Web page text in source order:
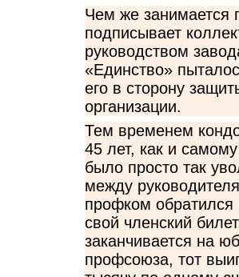
Чем же занимается
подписывает
руководством
«Единство»
его в сторону
организации.
Тем временем
45 лет, как и
было просто так
между
профком
свой членский
заканчивается на
профсоюза, тот